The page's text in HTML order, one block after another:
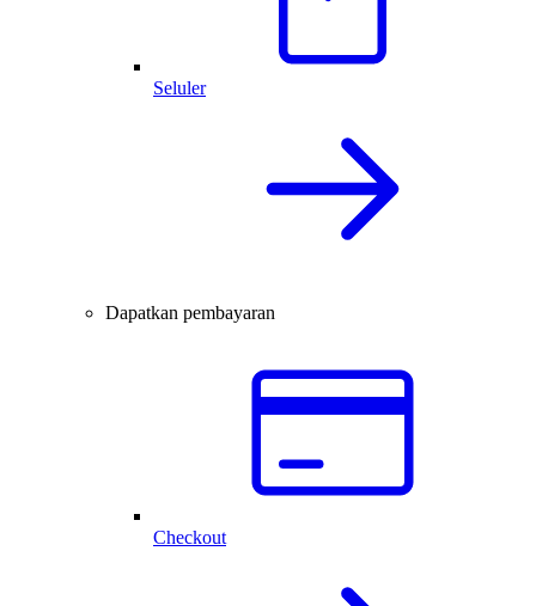
Seluler
Dapatkan pembayaran
Checkout